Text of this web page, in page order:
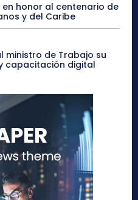
en honor al centenario de
y del Caribe
ministro de Trabajo su
capacitación digital